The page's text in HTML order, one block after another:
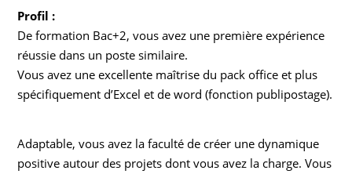
Profil :
De formation Bac+2, vous avez une première expérience
réussie dans un poste similaire.
Vous avez une excellente maîtrise du pack office et plus
spécifiquement d’Excel et de word (fonction publipostage).
Adaptable, vous avez la faculté de créer une dynamique
positive autour des projets dont vous avez la charge. Vous